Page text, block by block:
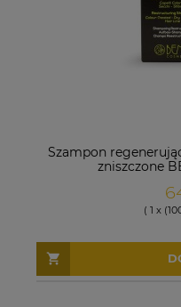
Szampon
zniszczone
( 1 x